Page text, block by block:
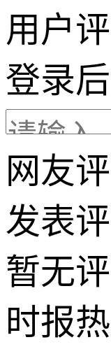
用户
登录
网友
发表
暂无
时报